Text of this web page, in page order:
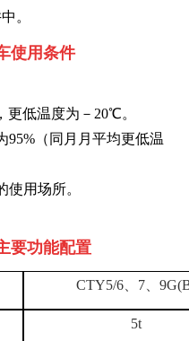
。
使用条件
低温度为－20℃。
95%（同月月平均更低温
用场所。
要功能配置
CTY5/6、7、
5t